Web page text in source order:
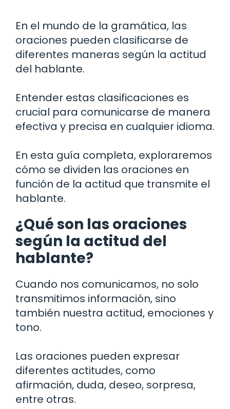
En el mundo de la gramática, las
oraciones pueden clasificarse de
diferentes maneras según la actitud
del hablante.
Entender estas clasificaciones es
crucial para comunicarse de manera
efectiva y precisa en cualquier idioma.
En esta guía completa, exploraremos
cómo se dividen las oraciones en
función de la actitud que transmite el
hablante.
¿Qué son las oraciones
según la actitud del
hablante?
Cuando nos comunicamos, no solo
transmitimos información, sino
también nuestra actitud, emociones y
tono.
Las oraciones pueden expresar
diferentes actitudes, como
afirmación, duda, deseo, sorpresa,
entre otras.